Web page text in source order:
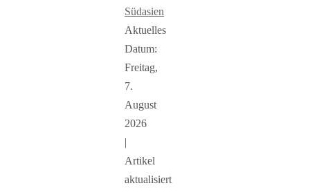
Südasien
Aktuelles
Datum:
Freitag,
7.
August
2026
|
Artikel
aktualisiert